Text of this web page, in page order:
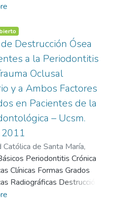
Destrucción Ósea
a la Periodontitis
Oclusal
y a Ambos Factores
en Pacientes de la
– Ucsm.
Católica de Santa María,
)Quico Tito, Nitza Rocio
Periodontitis Crónica
Clínicas Formas Grados
Radiográficas Destrucción
por Periodontitis Crónica